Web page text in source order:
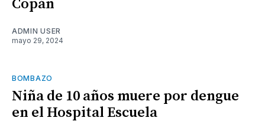
Copán
ADMIN USER
mayo 29, 2024
BOMBAZO
Niña de 10 años muere por dengue
en el Hospital Escuela